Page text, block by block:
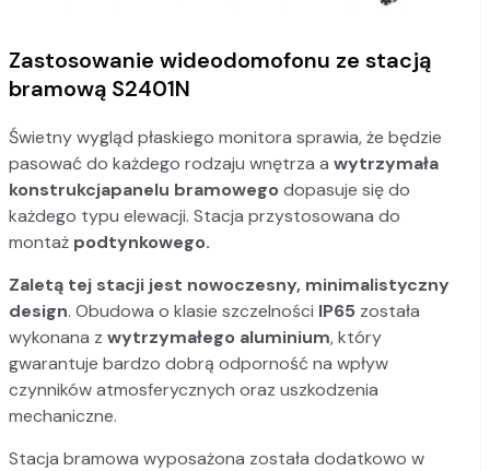
Zastosowanie wideodomofonu ze stacją
bramową S2401N
Świetny wygląd płaskiego monitora sprawia, że będzie
pasować do każdego rodzaju wnętrza a wytrzymała
konstrukcjapanelu bramowego dopasuje się do
każdego typu elewacji. Stacja przystosowana do
montaż podtynkowego.
Zaletą tej stacji jest nowoczesny, minimalistyczny
design. Obudowa o klasie szczelności IP65 została
wykonana z wytrzymałego aluminium, który
gwarantuje bardzo dobrą odporność na wpływ
czynników atmosferycznych oraz uszkodzenia
mechaniczne.
Stacja bramowa wyposażona została dodatkowo w